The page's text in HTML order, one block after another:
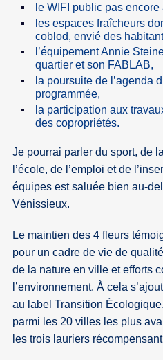
le WIFI public pas
les espaces fraîcheurs
coblod, envié des
l’équipement Annie
quartier et son FABLAB,
la poursuite de l’agenda
programmée,
la participation aux
des copropriétés.
Je pourrai parler du sport, de
l’école, de l’emploi et de
équipes est saluée bien au-
Vénissieux.
Le maintien des 4 fleurs
pour un cadre de vie de
de la nature en ville et efforts
l’environnement. À cela
au label Transition
parmi les 20 villes les plus
les trois lauriers